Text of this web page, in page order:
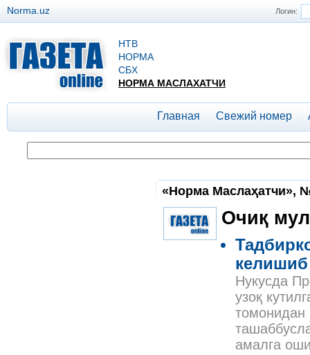
Логин:
Norma.uz
НТВ
НОРМА
СБХ
НОРМА МАСЛАХАТЧИ
Главная Свежий номер
«Норма Маслаҳатчи»,
Очиқ
Нукусда
узоқ
томонидан
амалга